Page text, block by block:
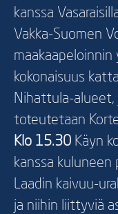
kanssa
Vakka-Suomen
maakaapeloinnin
kokonaisuus
Nihattula-alueet,
toteutetaan
Klo 15.30 Käyn
kanssa
Laadin kaivuu-
ja niihin liittyviä